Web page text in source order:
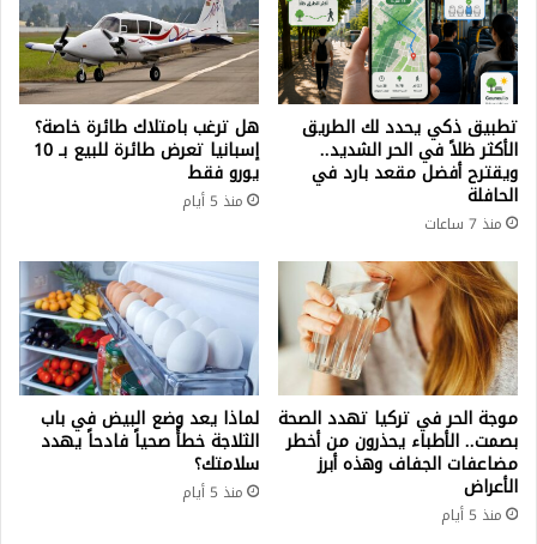
تطبيق ذكي يحدد لك الطريق
الأكثر ظلاً في الحر الشديد..
ويقترح أفضل مقعد بارد في
الحافلة
منذ 7 ساعات
هل ترغب بامتلاك طائرة خاصة؟
إسبانيا تعرض طائرة للبيع بـ 10
يورو فقط
منذ 5 أيام
موجة الحر في تركيا تهدد الصحة
بصمت.. الأطباء يحذرون من أخطر
مضاعفات الجفاف وهذه أبرز
الأعراض
منذ 5 أيام
لماذا يعد وضع البيض في باب
الثلاجة خطأً صحياً فادحاً يهدد
سلامتك؟
منذ 5 أيام